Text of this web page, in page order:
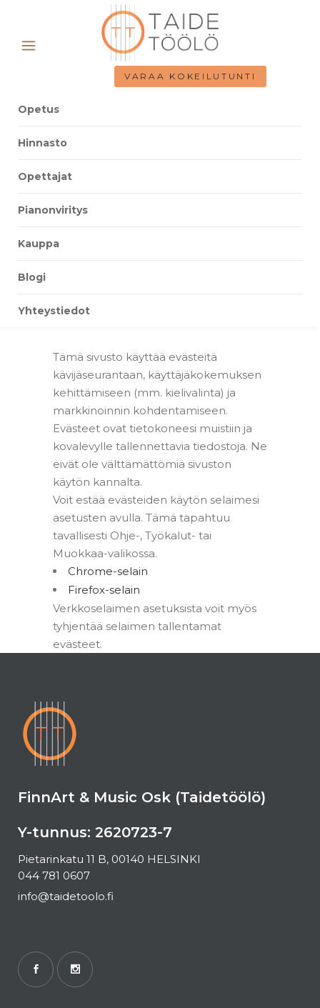
VARAA KOKEILUTUNTI
Opetus
Hinnasto
Opettajat
Pianonviritys
Kauppa
Blogi
Yhteystiedot
Tämä sivusto käyttää evästeitä
kävijäseurantaan, käyttäjäkokemuksen
kehittämiseen (mm. kielivalinta) ja
markkinoinnin kohdentamiseen.
Evästeet ovat tietokoneesi muistiin ja
kovalevylle tallennettavia tiedostoja. Ne
eivät ole välttämättömiä sivuston
käytön kannalta.
Voit estää evästeiden käytön selaimesi
asetusten avulla. Tämä tapahtuu
tavallisesti Ohje-, Työkalut- tai
Muokkaa-valikossa.
Chrome-selain
Firefox-selain
Verkkoselaimen asetuksista voit myös
tyhjentää selaimen tallentamat
evästeet.
FinnArt & Music Osk (Taidetöölö)
Y-tunnus: 2620723-7
Pietarinkatu 11 B, 00140 HELSINKI
044 781 0607
info@taidetoolo.fi